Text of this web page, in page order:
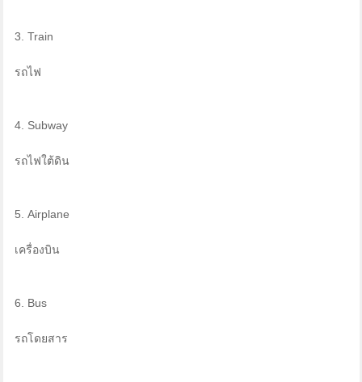
3. Train
รถไฟ
4. Subway
รถไฟใต้ดิน
5. Airplane
เครื่องบิน
6. Bus
รถโดยสาร